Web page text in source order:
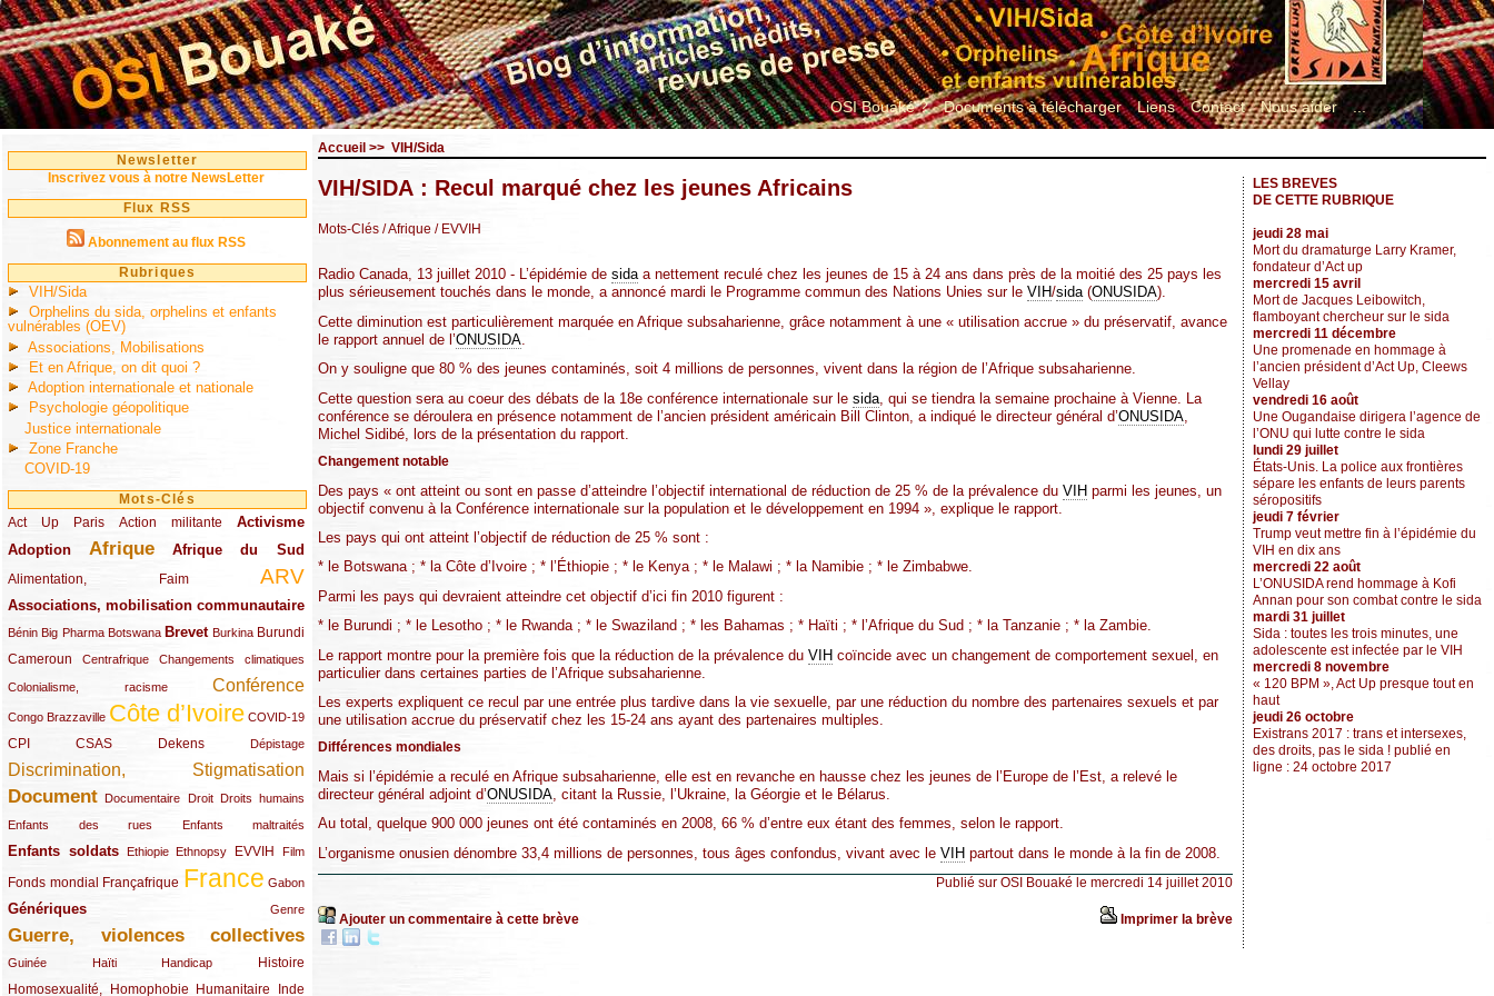
OSI Bouaké ? Documents à télécharger Liens Contact Nous aider ...
Newsletter
Inscrivez vous à notre NewsLetter
Flux RSS
Abonnement au flux RSS
Rubriques
VIH/Sida
Orphelins du sida, orphelins et enfants
vulnérables (OEV)
Associations, Mobilisations
Et en Afrique, on dit quoi ?
Adoption internationale et nationale
Psychologie géopolitique
Justice internationale
Zone Franche
COVID-19
Mots-Clés
Act Up Paris
(49/289) Action militante
(32/289) Activisme
(73/289)
Adoption
(82/289) Afrique
(161/289) Afrique du Sud
(73/289)
Alimentation, Faim
(48/289) ARV
(203/289)
Associations, mobilisation communautaire
(65/289)
Bénin
(13/289)Big Pharma
(16/289) Botswana
(9/289) Brevet
(83/289) Burkina
(18/289) Burundi
(30/289)
Cameroun
(47/289) Centrafrique
(23/289) Changements climatiques
(10/289)
Colonialisme, racisme
(19/289) Conférence
(118/289)
Congo Brazzaville
(24/289) Côte d’Ivoire
(263/289) COVID-19
(13/289)
CPI
(48/289) CSAS
(32/289) Dekens
(29/289) Dépistage
(19/289)
Discrimination, Stigmatisation
(131/289)
Document
(145/289) Documentaire
(9/289) Droit
(20/289) Droits humains
(22/289)
Enfants des rues
(21/289) Enfants maltraités
(10/289)
Enfants soldats
(68/289) Ethiopie
(12/289) Ethnopsy
(15/289) EVVIH
(55/289) Film
(22/289)
Fonds mondial
(48/289) Françafrique
(39/289) France
(289/289) Gabon
(12/289)
Génériques
(59/289) Genre
(22/289)
Guerre, violences collectives
(149/289)
Guinée
(12/289) Haïti
(15/289) Handicap
(10/289) Histoire
(49/289)
Homosexualité, Homophobie
(44/289) Humanitaire
(47/289) Inde
(34/289)
Accueil >> VIH/Sida
VIH/SIDA : Recul marqué chez les jeunes Africains
Mots-Clés / Afrique / EVVIH
Radio Canada, 13 juillet 2010 - L’épidémie de sidaa nettement reculé chez les jeunes de 15 à 24 ans dans près de la moitié des 25 pays les
plus sérieusement touchés dans le monde, a annoncé mardi le Programme commun des Nations Unies sur le VIH/sida(ONUSIDA).
Cette diminution est particulièrement marquée en Afrique subsaharienne, grâce notamment à une « utilisation accrue » du préservatif, avance
le rapport annuel de l’ONUSIDA
On y souligne que 80 % des jeunes contaminés, soit 4 millions de personnes, vivent dans la région de l’Afrique subsaharienne.
Cette question sera au coeur des débats de la 18e conférence internationale sur le sida , qui se tiendra la semaine prochaine à Vienne. La
conférence se déroulera en présence notamment de l’ancien président américain Bill Clinton, a indiqué le directeur général d’ONUSIDA
Michel Sidibé, lors de la présentation du rapport.
Changement notable
Des pays « ont atteint ou sont en passe d’atteindre l’objectif international de réduction de 25 % de la prévalence du VIH parmi les jeunes, un
objectif convenu à la Conférence internationale sur la population et le développement en 1994 », explique le rapport.
Les pays qui ont atteint l’objectif de réduction de 25 % sont :
* le Botswana ; * la Côte d’Ivoire ; * l’Éthiopie ; * le Kenya ; * le Malawi ; * la Namibie ; * le Zimbabwe.
Parmi les pays qui devraient atteindre cet objectif d’ici fin 2010 figurent :
* le Burundi ; * le Lesotho ; * le Rwanda ; * le Swaziland ; * les Bahamas ; * Haïti ; * l’Afrique du Sud ; * la Tanzanie ; * la Zambie.
Le rapport montre pour la première fois que la réduction de la prévalence du VIH coïncide avec un changement de comportement sexuel, en
particulier dans certaines parties de l’Afrique subsaharienne.
Les experts expliquent ce recul par une entrée plus tardive dans la vie sexuelle, par une réduction du nombre des partenaires sexuels et par
une utilisation accrue du préservatif chez les 15-24 ans ayant des partenaires multiples.
Différences mondiales
Mais si l’épidémie a reculé en Afrique subsaharienne, elle est en revanche en hausse chez les jeunes de l’Europe de l’Est, a relevé le
directeur général adjoint d’ONUSIDA , citant la Russie, l’Ukraine, la Géorgie et le Bélarus.
Au total, quelque 900 000 jeunes ont été contaminés en 2008, 66 % d’entre eux étant des femmes, selon le rapport.
L’organisme onusien dénombre 33,4 millions de personnes, tous âges confondus, vivant avec le VIH partout dans le monde à la fin de 2008.
Publié sur OSI Bouaké le mercredi 14 juillet 2010
Ajouter un commentaire à cette brève Imprimer la brève
LES BREVES
DE CETTE RUBRIQUE
jeudi 28 mai
Mort du dramaturge Larry Kramer,
fondateur d’Act up
mercredi 15 avril
Mort de Jacques Leibowitch,
flamboyant chercheur sur le sida
mercredi 11 décembre
Une promenade en hommage à
l’ancien président d’Act Up, Cleews
Vellay
vendredi 16 août
Une Ougandaise dirigera l’agence de
l’ONU qui lutte contre le sida
lundi 29 juillet
États-Unis. La police aux frontières
sépare les enfants de leurs parents
séropositifs
jeudi 7 février
Trump veut mettre fin à l’épidémie du
VIH en dix ans
mercredi 22 août
L’ONUSIDA rend hommage à Kofi
Annan pour son combat contre le sida
mardi 31 juillet
Sida : toutes les trois minutes, une
adolescente est infectée par le VIH
mercredi 8 novembre
« 120 BPM », Act Up presque tout en
haut
jeudi 26 octobre
Existrans 2017 : trans et intersexes,
des droits, pas le sida ! publié en
ligne : 24 octobre 2017